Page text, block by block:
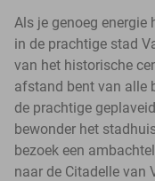
Als je genoeg energie
in de prachtige stad
van het historische
afstand bent van alle
de prachtige
bewonder het
bezoek een
naar de Citadelle van